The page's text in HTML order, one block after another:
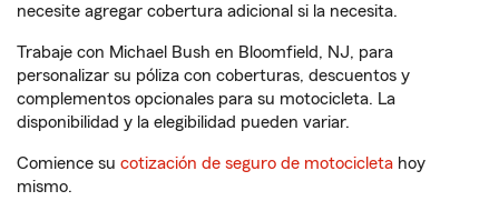
necesite agregar cobertura adicional si la necesita.
Trabaje con Michael Bush en Bloomfield, NJ, para
personalizar su póliza con coberturas, descuentos y
complementos opcionales para su motocicleta. La
disponibilidad y la elegibilidad pueden variar.
Comience su cotización de seguro de motocicleta hoy
mismo.